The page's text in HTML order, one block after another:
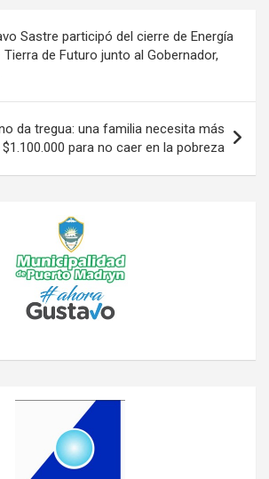
Sastre participó del cierre de Energía
de Futuro junto al Gobernador,
da tregua: una familia necesita más
$1.100.000 para no caer en la pobreza